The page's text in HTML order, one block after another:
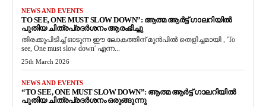
NEWS AND EVENTS
TO SEE, ONE MUST SLOW DOWN”: ആത്മ ആർട്ട് ഗാലറിയിൽ
പുതിയ ചിത്രപ്രദർശനം ആരംഭിച്ചു
തിരക്കുപിടിച്ച് ഓടുന്ന ഈ ലോകത്തിന് മുൻപിൽ തെളിച്ചമായി , 'To
see, One must slow down' എന്ന...
25th March 2026
NEWS AND EVENTS
“TO SEE, ONE MUST SLOW DOWN”: ആത്മ ആർട്ട് ഗാലറിയിൽ
പുതിയ ചിത്രപ്രദർശനം ഒരുങ്ങുന്നു